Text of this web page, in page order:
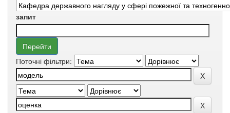
запит
Поточні фільтри: